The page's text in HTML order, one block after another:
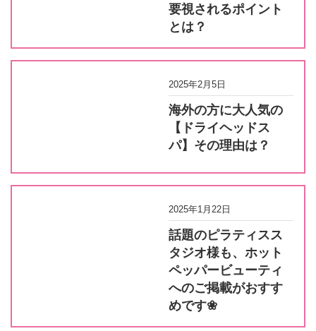
要視されるポイント
とは？
2025年2月5日
海外の方に大人気の
【ドライヘッドス
パ】その理由は？
2025年1月22日
話題のピラティスス
タジオ様も、ホット
ペッパービューティ
へのご掲載がおすす
めです❀